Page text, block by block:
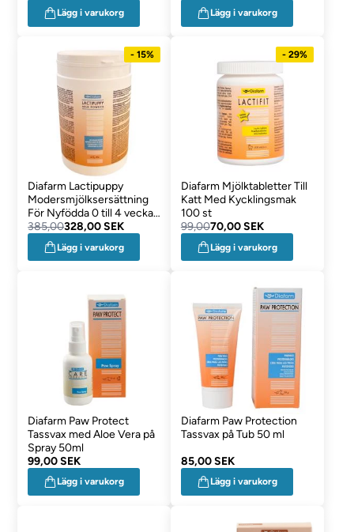
Lägg i varukorg Lägg i varukorg
- 15%
Diafarm Lactipuppy
Modersmjölksersättning
För Nyfödda 0 till 4 vecka
500g
385,00328,00 SEK
Lägg i varukorg
- 29%
Diafarm Mjölktabletter Till
Katt Med Kycklingsmak
100 st
99,0070,00 SEK
Lägg i varukorg
Diafarm Paw Protect
Tassvax med Aloe Vera på
Spray 50ml
99,00 SEK
Lägg i varukorg
Diafarm Paw Protection
Tassvax på Tub 50 ml
85,00 SEK
Lägg i varukorg